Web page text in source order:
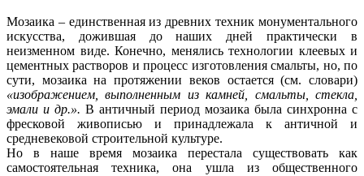
Мозаика – единственная из древних техник монументального
искусства, дожившая до наших дней практически в
неизменном виде. Конечно, менялись технологии клеевых и
цементных растворов и процесс изготовления смальты, но, по
сути, мозаика на протяжении веков остается (см. словари)
«изображением, выполненным из камней, смальты, стекла,
эмали и др.». В античный период мозаика была синхронна с
фресковой живописью и принадлежала к античной и
средневековой строительной культуре.
Но в наше время мозаика перестала существовать как
самостоятельная техника, она ушла из общественного